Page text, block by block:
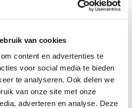
van cookies
content en advertenties te
voor social media te bieden
te analyseren. Ook delen we
van onze site met onze
adverteren en analyse. Deze
via Pakketdienst tot 10 kg)*
en bijzondere (buitenland) bestemmingen kunnen
ruilen-retourneren procedure
ons bedrijf gevestigd?
Drentse Poort 7
Buinen (Stadskanaal)
(0) 599-613946